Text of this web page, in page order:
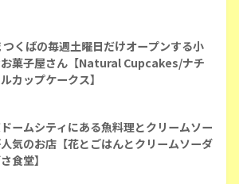
つくばの毎週土曜日だけオープンする小
お菓子屋さん【Natural Cupcakes/ナチ
カップケークス】
ームシティにある魚料理とクリームソー
気のお店【花とごはんとクリームソーダ
食堂】